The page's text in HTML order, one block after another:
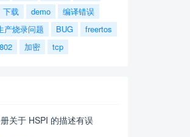
下载 demo
编译错误
产烧录问题 BUG
freertos
加密 tcp
关于 HSPI 的描述有误